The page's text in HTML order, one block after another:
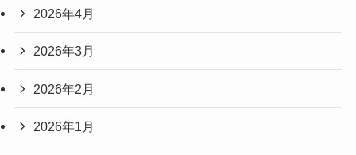
2026年4月
2026年3月
2026年2月
2026年1月